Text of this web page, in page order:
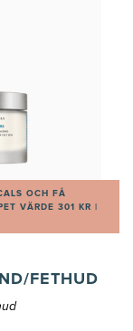
OCH FÅ
VÄRDE 301 KR |
FETHUD